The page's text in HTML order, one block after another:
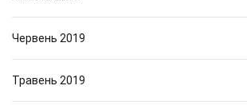
Червень 2019
Травень 2019